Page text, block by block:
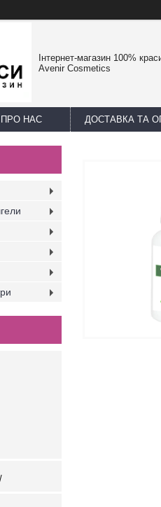
Інтернет-магазин 100%
Avenir Cosmetics
ПРО НАС ДОСТАВКА ТА